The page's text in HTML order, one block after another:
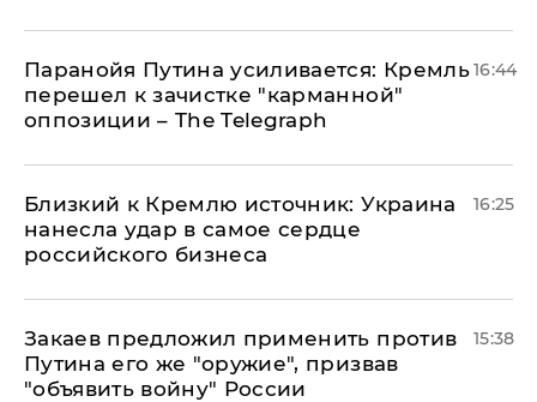
Паранойя Путина усиливается: Кремль
перешел к зачистке "карманной"
оппозиции – The Telegraph
16:44
Близкий к Кремлю источник: Украина
нанесла удар в самое сердце
российского бизнеса
16:25
Закаев предложил применить против
Путина его же "оружие", призвав
"объявить войну" России
15:38